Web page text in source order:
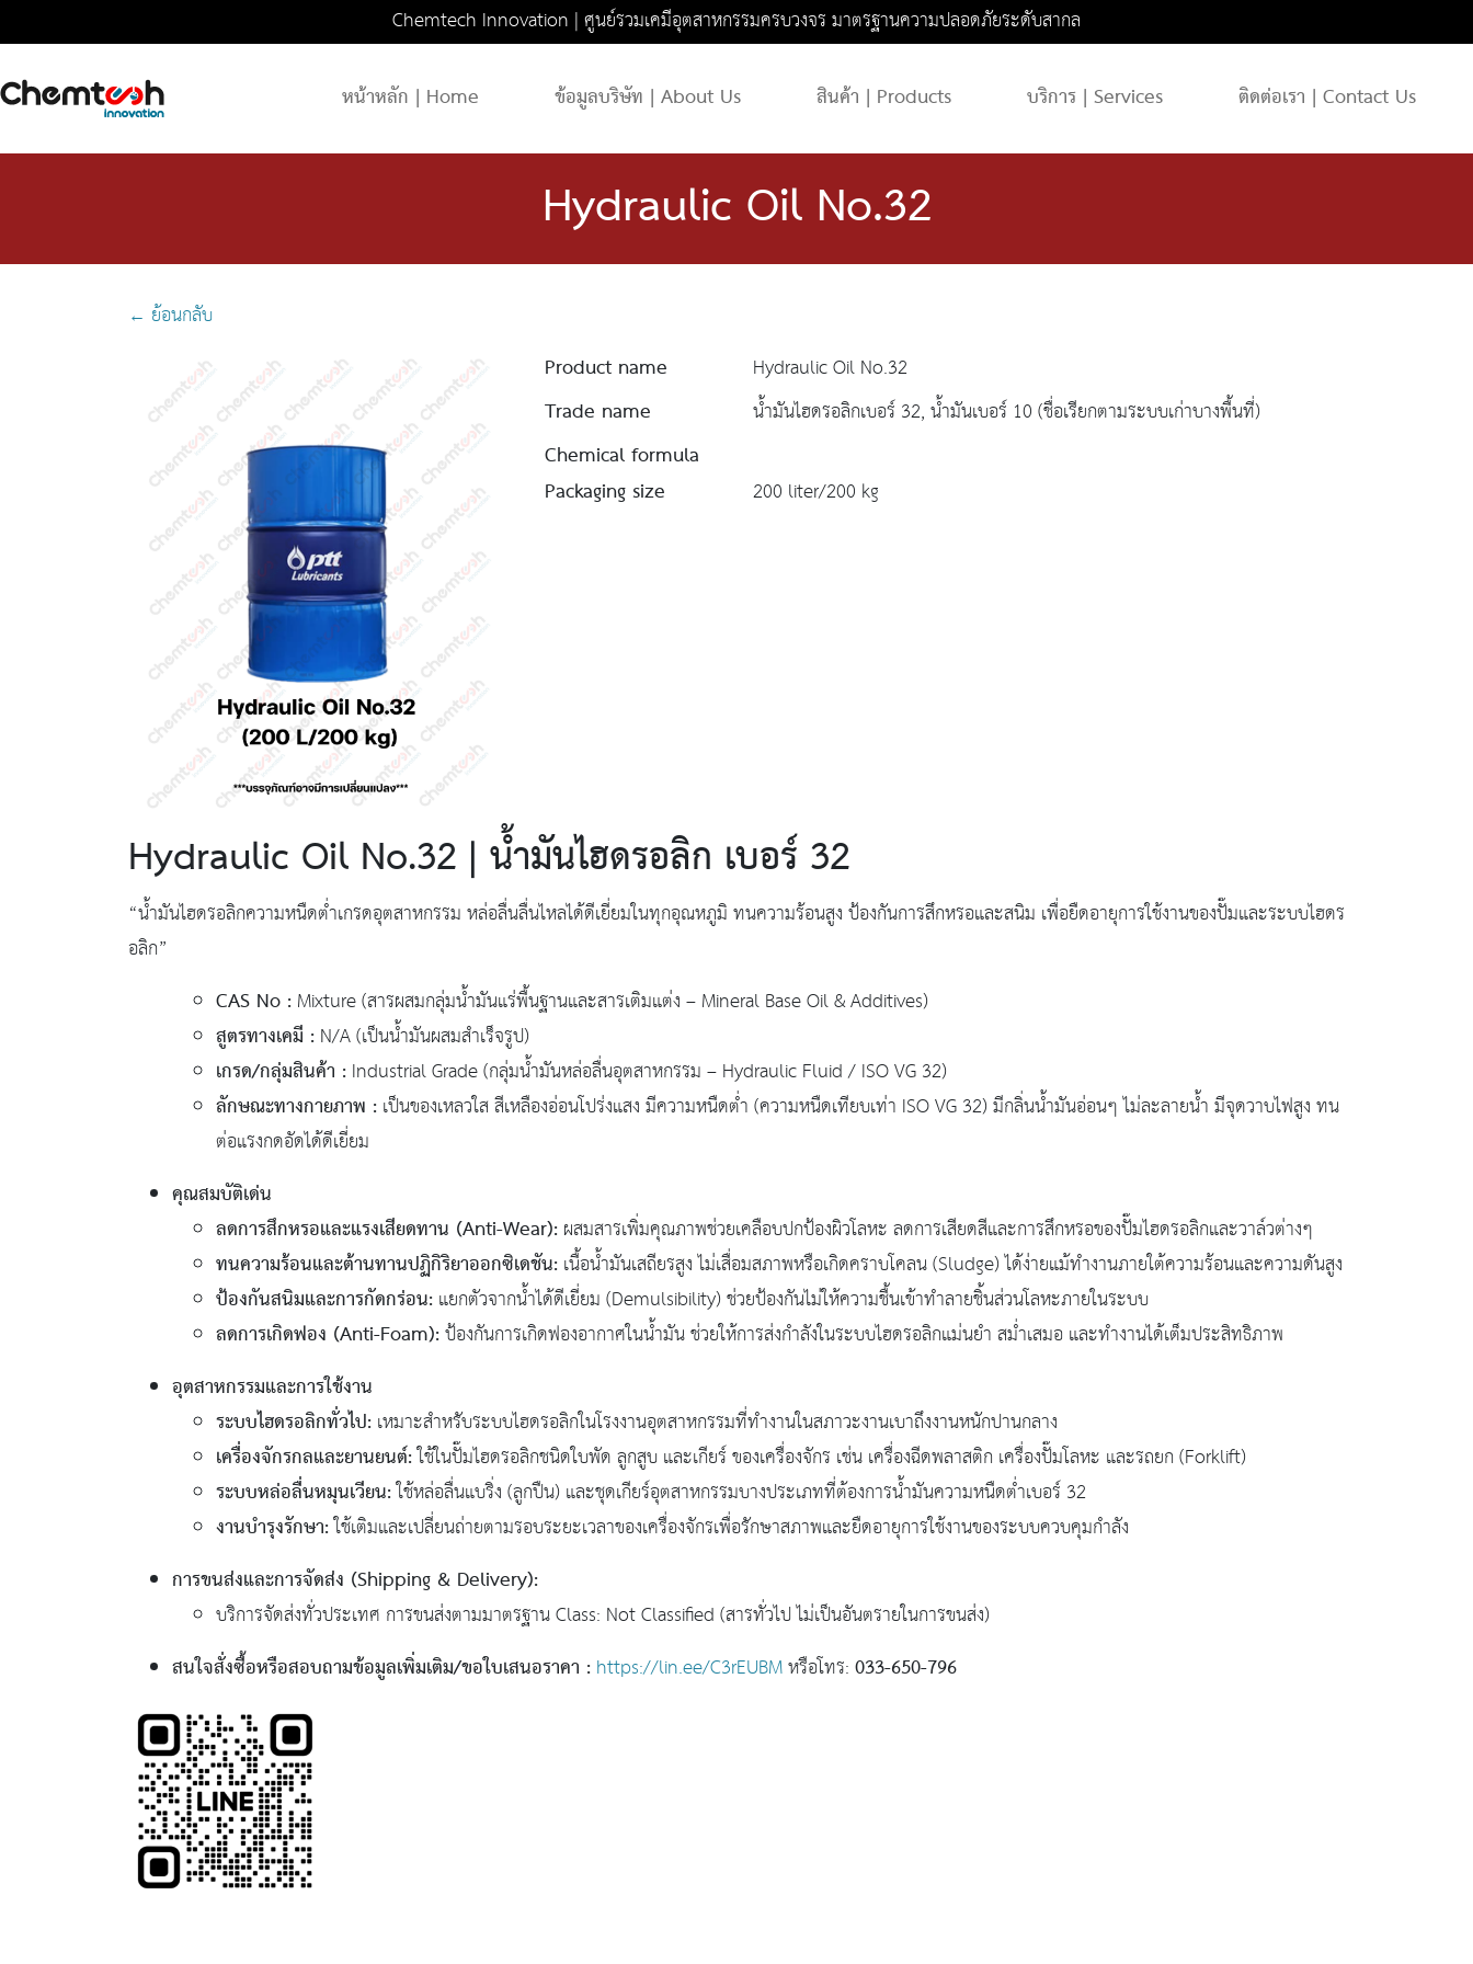
Chemtech Innovation | ศูนย์รวมเคมีอุตสาหกรรมครบวงจร มาตรฐานความปลอดภัยระดับสากล
หน้าหลัก | Home ข้อมูลบริษัท | About Us สินค้า | Products บริการ | Services ติดต่อเรา | Contact Us
Hydraulic Oil No.32
← ย้อนกลับ
Product name Hydraulic Oil No.32
Trade name น้ำมันไฮดรอลิกเบอร์ 32, น้ำมันเบอร์ 10 (ชื่อเรียกตามระบบเก่าบางพื้นที่)
Chemical formula
Packaging size
200 liter/200 kg
Hydraulic Oil No.32 | น้ำมันไฮดรอลิก เบอร์ 32
“น้ำมันไฮดรอลิกความหนืดต่ำเกรดอุตสาหกรรม หล่อลื่นลื่นไหลได้ดีเยี่ยมในทุกอุณหภูมิ ทนความร้อนสูง ป้องกันการสึกหรอและสนิม เพื่อยืดอายุการใช้งานของปั๊มและระบบไฮดร
อลิก”
CAS No :Mixture (สารผสมกลุ่มน้ำมันแร่พื้นฐานและสารเติมแต่ง – Mineral Base Oil & Additives)
สูตรทางเคมี :N/A (เป็นน้ำมันผสมสำเร็จรูป)
เกรด/กลุ่มสินค้า :Industrial Grade (กลุ่มน้ำมันหล่อลื่นอุตสาหกรรม – Hydraulic Fluid / ISO VG 32)
ลักษณะทางกายภาพ :เป็นของเหลวใส สีเหลืองอ่อนโปร่งแสง มีความหนืดต่ำ (ความหนืดเทียบเท่า ISO VG 32) มีกลิ่นน้ำมันอ่อนๆ ไม่ละลายน้ำ มีจุดวาบไฟสูง ทน
ต่อแรงกดอัดได้ดีเยี่ยม
คุณสมบัติเด่น
ลดการสึกหรอและแรงเสียดทาน (Anti-Wear):ผสมสารเพิ่มคุณภาพช่วยเคลือบปกป้องผิวโลหะ ลดการเสียดสีและการสึกหรอของปั๊มไฮดรอลิกและวาล์วต่างๆ
ทนความร้อนและต้านทานปฏิกิริยาออกซิเดชัน:เนื้อน้ำมันเสถียรสูง ไม่เสื่อมสภาพหรือเกิดคราบโคลน (Sludge) ได้ง่ายแม้ทำงานภายใต้ความร้อนและความดันสูง
ป้องกันสนิมและการกัดกร่อน:แยกตัวจากน้ำได้ดีเยี่ยม (Demulsibility) ช่วยป้องกันไม่ให้ความชื้นเข้าทำลายชิ้นส่วนโลหะภายในระบบ
ลดการเกิดฟอง (Anti-Foam):ป้องกันการเกิดฟองอากาศในน้ำมัน ช่วยให้การส่งกำลังในระบบไฮดรอลิกแม่นยำ สม่ำเสมอ และทำงานได้เต็มประสิทธิภาพ
อุตสาหกรรมและการใช้งาน
ระบบไฮดรอลิกทั่วไป:เหมาะสำหรับระบบไฮดรอลิกในโรงงานอุตสาหกรรมที่ทำงานในสภาวะงานเบาถึงงานหนักปานกลาง
เครื่องจักรกลและยานยนต์:ใช้ในปั๊มไฮดรอลิกชนิดใบพัด ลูกสูบ และเกียร์ ของเครื่องจักร เช่น เครื่องฉีดพลาสติก เครื่องปั๊มโลหะ และรถยก (Forklift)
ระบบหล่อลื่นหมุนเวียน:ใช้หล่อลื่นแบริ่ง (ลูกปืน) และชุดเกียร์อุตสาหกรรมบางประเภทที่ต้องการน้ำมันความหนืดต่ำเบอร์ 32
งานบำรุงรักษา:ใช้เติมและเปลี่ยนถ่ายตามรอบระยะเวลาของเครื่องจักรเพื่อรักษาสภาพและยืดอายุการใช้งานของระบบควบคุมกำลัง
การขนส่งและการจัดส่ง (Shipping & Delivery):
บริการจัดส่งทั่วประเทศ การขนส่งตามมาตรฐาน Class: Not Classified (สารทั่วไป ไม่เป็นอันตรายในการขนส่ง)
สนใจสั่งซื้อหรือสอบถามข้อมูลเพิ่มเติม/ขอใบเสนอราคา :https://lin.ee/C3rEUBMหรือโทร:033-650-796